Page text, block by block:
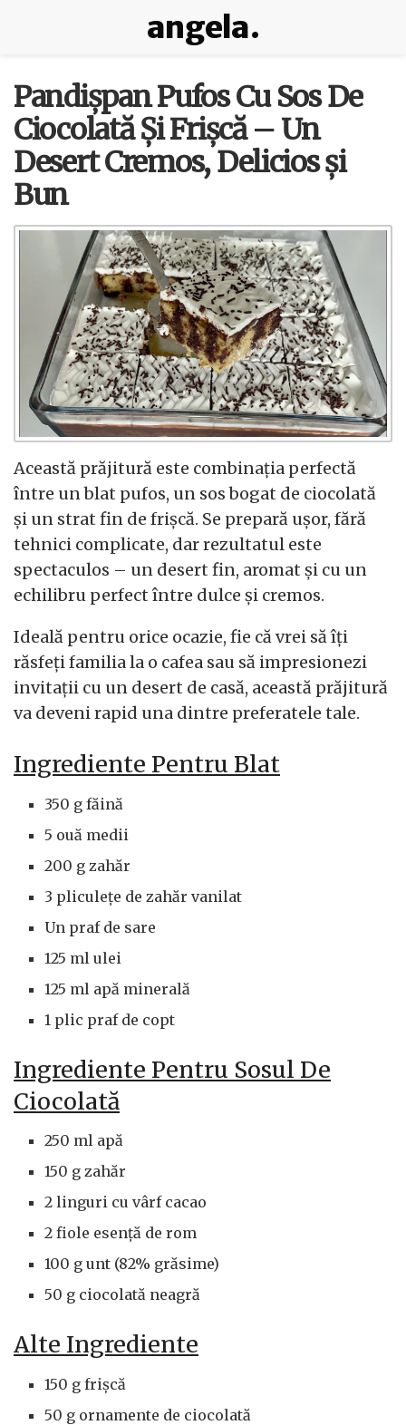
angela.
Pandișpan Pufos Cu Sos De
Ciocolată Și Frișcă – Un
Desert Cremos, Delicios și
Bun
Această prăjitură este combinația perfectă
între un blat pufos, un sos bogat de ciocolată
și un strat fin de frișcă. Se prepară ușor, fără
tehnici complicate, dar rezultatul este
spectaculos – un desert fin, aromat și cu un
echilibru perfect între dulce și cremos.
Ideală pentru orice ocazie, fie că vrei să îți
răsfeți familia la o cafea sau să impresionezi
invitații cu un desert de casă, această prăjitură
va deveni rapid una dintre preferatele tale.
Ingrediente Pentru Blat
350 g făină
5 ouă medii
200 g zahăr
3 pliculețe de zahăr vanilat
Un praf de sare
125 ml ulei
125 ml apă minerală
1 plic praf de copt
Ingrediente Pentru Sosul De
Ciocolată
250 ml apă
150 g zahăr
2 linguri cu vârf cacao
2 fiole esență de rom
100 g unt (82% grăsime)
50 g ciocolată neagră
Alte Ingrediente
150 g frișcă
50 g ornamente de ciocolată